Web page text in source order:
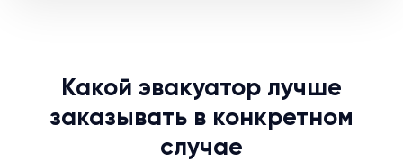
Какой эвакуатор лучше
заказывать в конкретном
случае